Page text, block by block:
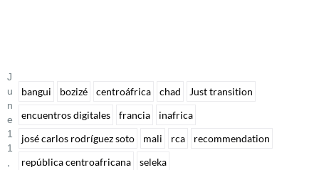
J
U
N
E
1
1
bangui bozizé centroáfrica chad
Just transition
encuentros digitales
francia
inafrica
josé carlos rodríguez soto
mali rca
recommendation
república centroafricana
seleka